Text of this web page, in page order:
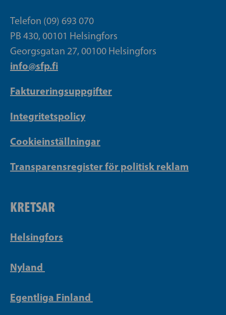
Telefon (09) 693 070
PB 430, 00101 Helsingfors
Georgsgatan 27, 00100 Helsingfors
info@sfp.fi
Faktureringsuppgifter
Integritetspolicy
Cookieinställningar
Transparensregister för politisk reklam
KRETSAR
Helsingfors
Nyland
Egentliga Finland